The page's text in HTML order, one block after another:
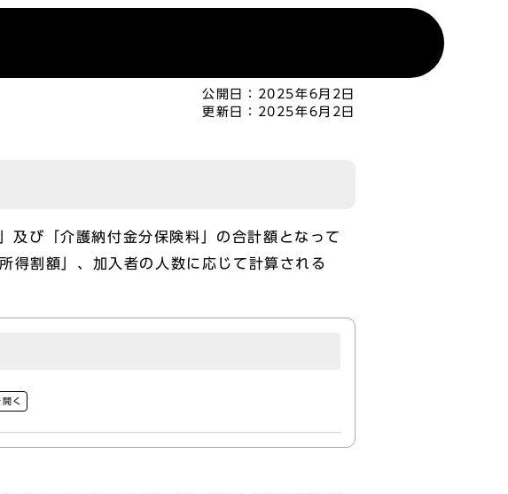
公開日：
2025年6月2日
更新日：
2025年6月2日
び「介護納付金分保険料」の合計額となって
得割額」、加入者の人数に応じて計算される
く